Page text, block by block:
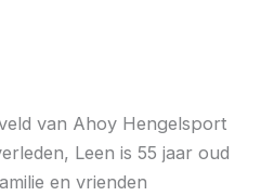
van Ahoy Hengelsport
Leen is 55 jaar oud
en vrienden